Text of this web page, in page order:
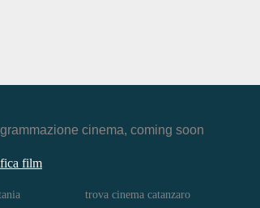
cinema, coming soon
film
trova cinema catanzaro